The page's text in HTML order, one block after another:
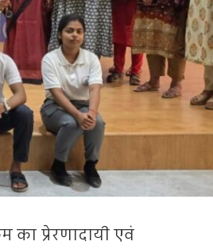
का प्रेरणादायी एवं